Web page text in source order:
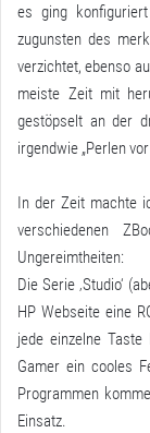
es ging
zugunsten des
verzichtet, ebenso
meiste Zeit mit
gestöpselt an der
irgendwie „Perlen
In der Zeit machte
verschiedenen
Ungereimtheiten:
Die Serie ‚Studio‘
HP Webseite eine
jede einzelne
Gamer ein cooles
Programmen
Einsatz.